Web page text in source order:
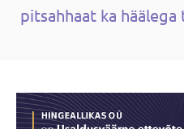
pitsahhaat ka